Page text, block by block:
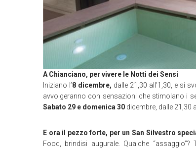
A Chianciano, per vivere le Notti dei Sensi
Iniziano l’8 dicembre, dalle 21,30 all’1,30, e si
avvolgeranno con sensazioni che stimolano i
Sabato 29 e domenica 30 dicembre, dalle 21,30
E ora il pezzo forte, per un San Silvestro
Food, brindisi augurale. Qualche